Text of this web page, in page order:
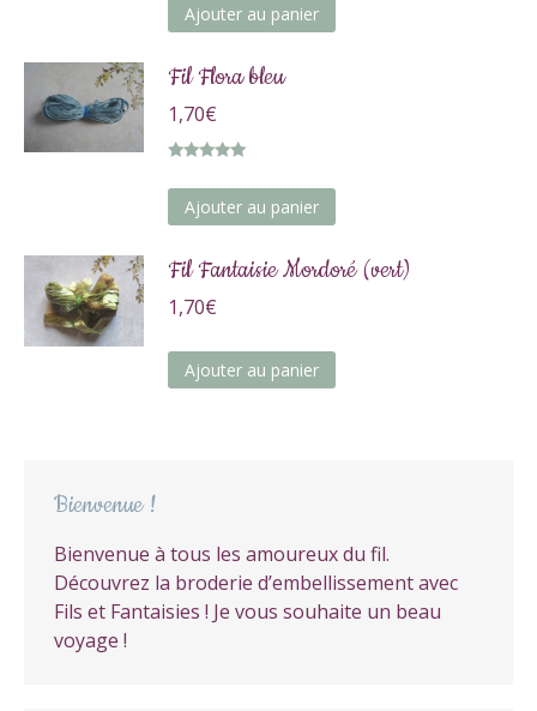
Ajouter au panier
Fil Flora bleu
1,70€
sur 5
Ajouter au panier
Fil Fantaisie Mordoré (vert)
1,70€
Ajouter au panier
Bienvenue !
Bienvenue à tous les amoureux du fil.
Découvrez la broderie d’embellissement avec
Fils et Fantaisies ! Je vous souhaite un beau
voyage !